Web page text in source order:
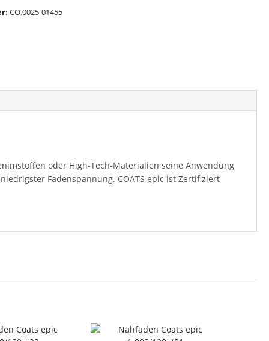
CO.0025-01455
oder High-Tech-Materialien seine Anwendung
Fadenspannung. COATS epic ist Zertifiziert